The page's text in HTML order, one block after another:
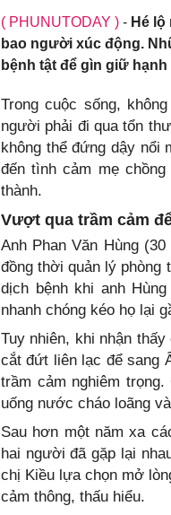
( PHUNUTODAY ) - Hé
bao người xúc động.
bệnh tật để gìn giữ
Trong cuộc sống,
người phải đi qua tổn
không thể đứng dậy nổi
đến tình cảm mẹ
thành.
Vượt qua trầm cảm
Anh Phan Văn Hùng
đồng thời quản lý phòng
dịch bệnh khi anh
nhanh chóng kéo họ lại
Tuy nhiên, khi nhận
cắt đứt liên lạc để sang
trầm cảm nghiêm
uống nước cháo loãng
Sau hơn một năm xa
hai người đã gặp lại
chị Kiều lựa chọn mở
cảm thông, thấu hiểu.